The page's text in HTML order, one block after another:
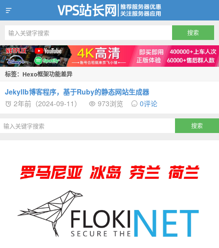
VPS站长网
标签：Hexo框架功能差异
Jekyllb博客程序，基于Ruby的静态网站生成器
2年前（2024-09-11）
973浏览 0评论